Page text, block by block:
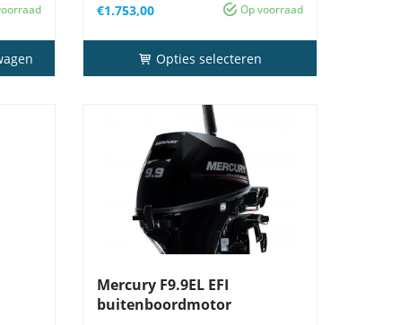
Op voorraad
€1.753,00
Opties selecteren
Mercury F9.9EL EFI
buitenboordmotor